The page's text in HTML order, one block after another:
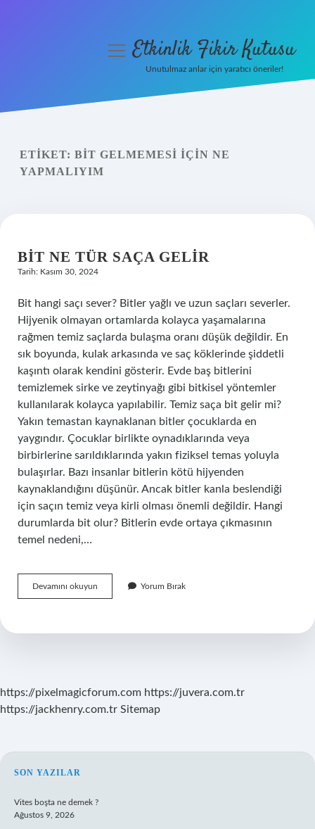
Yasal Uyarı
menüyüEtkinlik Fikir Kutusu
Unutulmaz anlar için yaratıcı öneriler!
ETIKET: BIT GELMEMESI IÇIN NE
YAPMALIYIM
BIT NE TÜR SAÇA GELIR
Tarih: Kasım 30, 2024
Bit hangi saçı sever? Bitler yağlı ve uzun saçları severler.
Hijyenik olmayan ortamlarda kolayca yaşamalarına
rağmen temiz saçlarda bulaşma oranı düşük değildir. En
sık boyunda, kulak arkasında ve saç köklerinde şiddetli
kaşıntı olarak kendini gösterir. Evde baş bitlerini
temizlemek sirke ve zeytinyağı gibi bitkisel yöntemler
kullanılarak kolayca yapılabilir. Temiz saça bit gelir mi?
Yakın temastan kaynaklanan bitler çocuklarda en
yaygındır. Çocuklar birlikte oynadıklarında veya
birbirlerine sarıldıklarında yakın fiziksel temas yoluyla
bulaşırlar. Bazı insanlar bitlerin kötü hijyenden
kaynaklandığını düşünür. Ancak bitler kanla beslendiği
için saçın temiz veya kirli olması önemli değildir. Hangi
durumlarda bit olur? Bitlerin evde ortaya çıkmasının
temel nedeni,…
Devamını okuyun
Ne
Gelir
Yorum Bırak
https://pixelmagicforum.com https://juvera.com.tr
https://jackhenry.com.tr Sitemap
SIDEBAR
SON YAZILAR
Vites boşta ne demek ?
Ağustos 9, 2026